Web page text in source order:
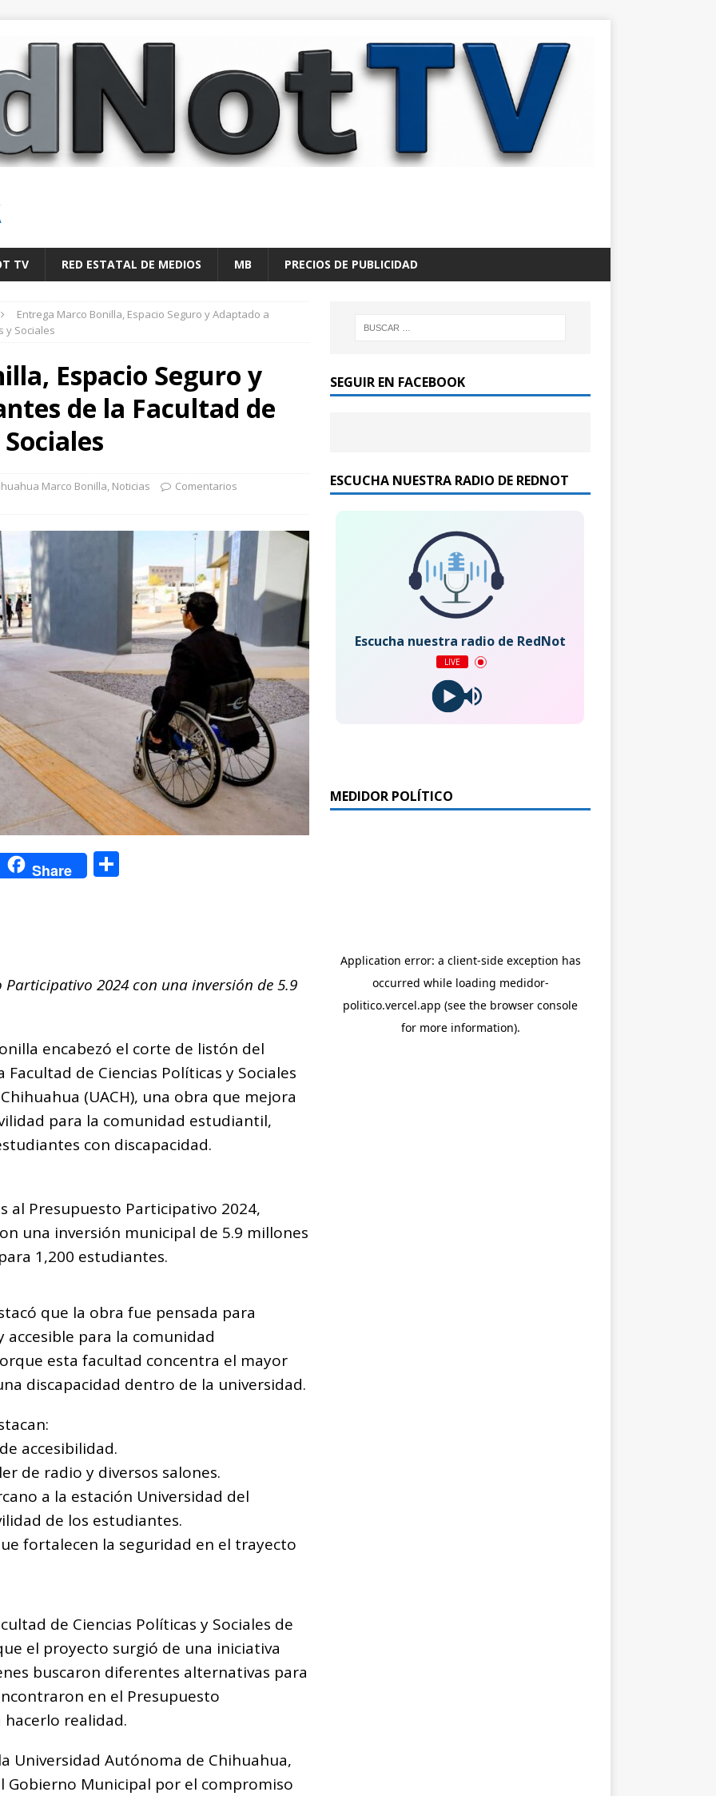
TV RED ESTATAL DE MEDIOS MB PRECIOS DE PUBLICIDAD
Entrega Marco Bonilla, Espacio Seguro y Adaptado a
y Sociales
Espacio Seguro y
de la Facultad de
Marco Bonilla, Noticias
Comentarios
Share
ti
2024 con una inversión de 5.9
encabezó el corte de listón del
de Ciencias Políticas y Sociales
(UACH), una obra que mejora
para la comunidad estudiantil,
con discapacidad.
al Presupuesto Participativo 2024,
una inversión municipal de 5.9 millones
1,200 estudiantes.
que la obra fue pensada para
para la comunidad
esta facultad concentra el mayor
discapacidad dentro de la universidad.
accesibilidad.
de radio y diversos salones.
a la estación Universidad del
de los estudiantes.
fortalecen la seguridad en el trayecto
de Ciencias Políticas y Sociales de
el proyecto surgió de una iniciativa
buscaron diferentes alternativas para
en el Presupuesto
realidad.
Universidad Autónoma de Chihuahua,
Gobierno Municipal por el compromiso
SEGUIR EN FACEBOOK
ESCUCHA NUESTRA RADIO DE REDNOT
Escucha nuestra radio de RedNot
LIVE
MEDIDOR POLÍTICO